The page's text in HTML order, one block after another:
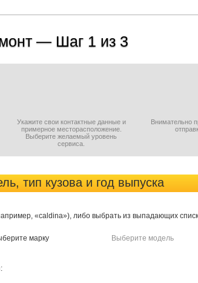
— Шаг 1 из 3
Укажите свои контактные данные и
примерное месторасположение.
Выберите желаемый уровень
сервиса.
Внимательно
тип кузова и год выпуска
«caldina»), либо выбрать из выпадающих
марку Выберите модель